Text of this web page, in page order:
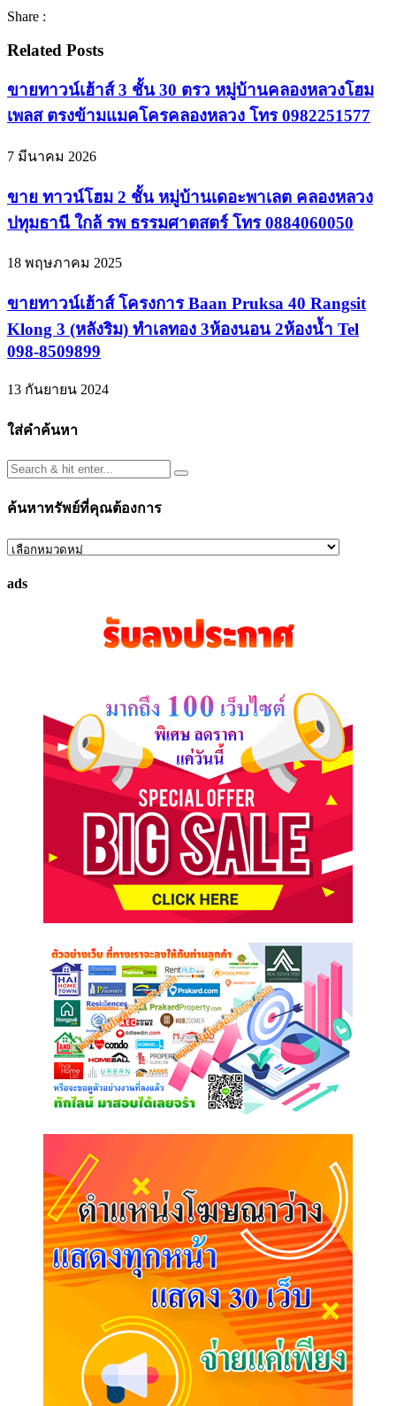
Share :
Related Posts
ขายทาวน์เฮ้าส์ 3 ชั้น 30 ตรว หมู่บ้านคลองหลวงโฮม
เพลส ตรงข้ามแมคโครคลองหลวง โทร 0982251577
7 มีนาคม 2026
ขาย ทาวน์โฮม 2 ชั้น หมู่บ้านเดอะพาเลต คลองหลวง
ปทุมธานี ใกล้ รพ ธรรมศาตสตร์ โทร 0884060050
18 พฤษภาคม 2025
ขายทาวน์เฮ้าส์ โครงการ Baan Pruksa 40 Rangsit
Klong 3 (หลังริม) ทำเลทอง 3ห้องนอน 2ห้องน้ำ Tel
098-8509899
13 กันยายน 2024
ใส่คำค้นหา
ค้นหาทรัพย์ที่คุณต้องการ
ค้นหา
ที่
ads